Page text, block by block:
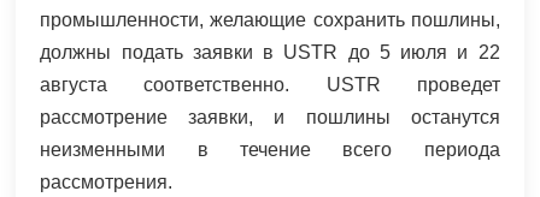
промышленности, желающие сохранить пошлины,
должны подать заявки в USTR до 5 июля и 22
августа соответственно. USTR проведет
рассмотрение заявки, и пошлины останутся
неизменными в течение всего периода
рассмотрения.